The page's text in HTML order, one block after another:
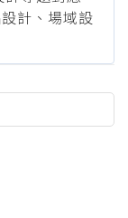
計、場域設